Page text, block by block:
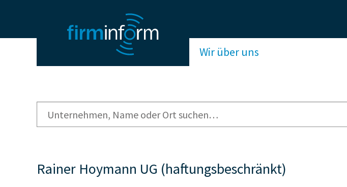
Wir über uns
Rainer Hoymann UG (haftungsbeschränkt)